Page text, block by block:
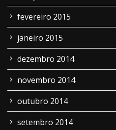
fevereiro 2015
janeiro 2015
dezembro 2014
novembro 2014
outubro 2014
setembro 2014